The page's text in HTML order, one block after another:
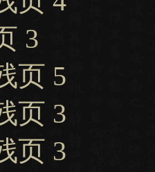
3
页 5
页 3
页 3